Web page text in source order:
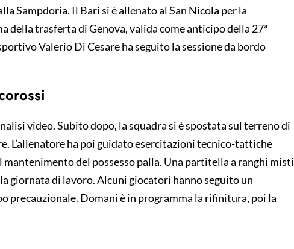
Sampdoria. Il Bari si è allenato al San Nicola per la
della trasferta di Genova, valida come anticipo della 27ª
Valerio Di Cesare ha seguito la sessione da bordo
video. Subito dopo, la squadra si è spostata sul terreno di
L’allenatore ha poi guidato esercitazioni tecnico-tattiche
del possesso palla. Una partitella a ranghi misti
giornata di lavoro. Alcuni giocatori hanno seguito un
precauzionale. Domani è in programma la rifinitura, poi la